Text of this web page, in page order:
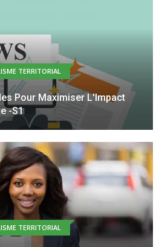
TERRITORIAL
Pour Maximiser L'Impact
-S1
TERRITORIAL